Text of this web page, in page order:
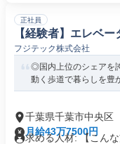
正社員
【経験者】エレベ
フジテック株式会社
◎国内上位のシェアを
動く歩道で暮らしを豊
千葉県千葉市中央区
月給43万7500円
求める人材: 【こん